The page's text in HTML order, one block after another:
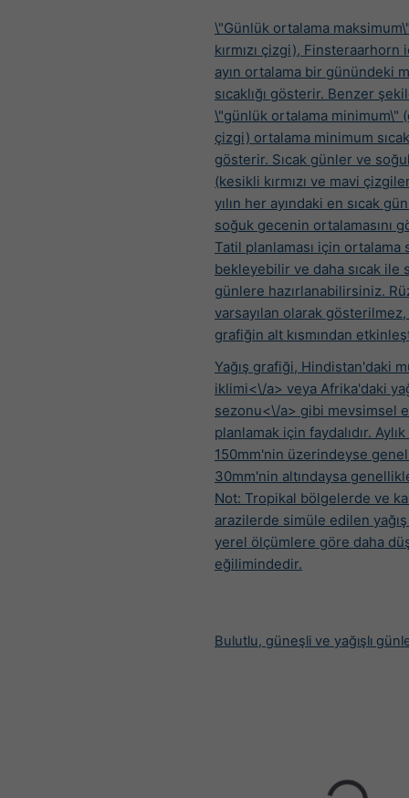
\"Günlük ortalama
kırmızı çizgi), Finsteraarhorn
ayın ortalama bir günündeki
sıcaklığı gösterir. Benzer
\"günlük ortalama minimum\"
çizgi) ortalama minimum
gösterir. Sıcak günler ve
(kesikli kırmızı ve mavi
yılın her ayındaki en sıcak
soğuk gecenin ortalamasını
Tatil planlaması için ortalama
bekleyebilir ve daha sıcak ile
günlere hazırlanabilirsiniz.
varsayılan olarak
grafiğin alt kısmından
Yağış grafiği, Hindistan'daki
iklimi<\/a> veya Afrika'daki
sezonu<\/a> gibi mevsimsel
planlamak için faydalıdır.
150mm'nin üzerindeyse
30mm'nin altındaysa
Not: Tropikal bölgelerde ve
arazilerde simüle edilen
yerel ölçümlere göre daha
eğilimindedir.
Bulutlu, güneşli ve yağışlı